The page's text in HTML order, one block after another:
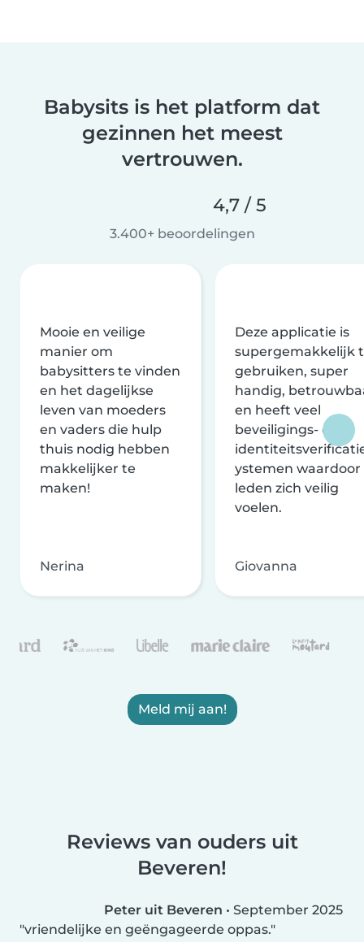
Babysits is het platform dat
gezinnen het meest
vertrouwen.
4,7 / 5
3.400+ beoordelingen
Mooie en veilige
manier om
babysitters te vinden
en het dagelijkse
leven van moeders
en vaders die hulp
thuis nodig hebben
makkelijker te
maken!
Nerina
Deze applicatie is
supergemakkelijk
gebruiken, super
handig,
en heeft veel
beveiligings- en
ystemen waardoor
leden zich veilig
voelen.
Giovanna
Meld mij aan!
Reviews van ouders uit
Beveren!
Peter uit Beveren • September 2025
vriendelijke en geëngageerde oppas.